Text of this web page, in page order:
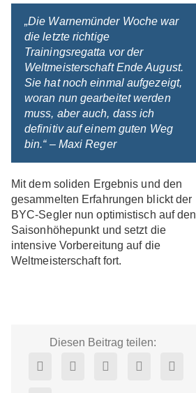
„Die Warnemünder Woche war
die letzte richtige
Trainingsregatta vor der
Weltmeisterschaft Ende August.
Sie hat noch einmal aufgezeigt,
woran nun gearbeitet werden
muss, aber auch, dass ich
definitiv auf einem guten Weg
bin.“ – Maxi Reger
Mit dem soliden Ergebnis und den
gesammelten Erfahrungen blickt der
BYC-Segler nun optimistisch auf den
Saisonhöhepunkt und setzt die
intensive Vorbereitung auf die
Weltmeisterschaft fort.
Diesen Beitrag teilen: